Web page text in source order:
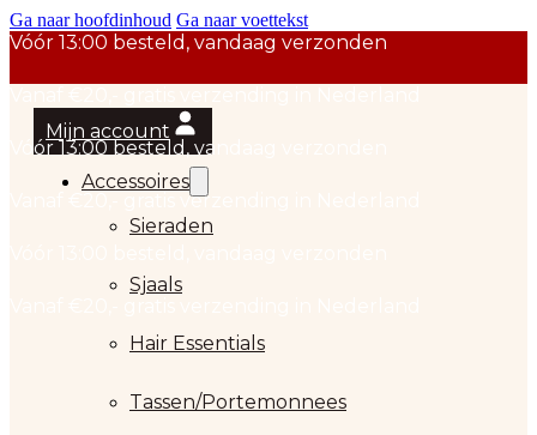
Ga naar hoofdinhoud Ga naar voettekst
Mijn account
Accessoires
Sieraden
Sjaals
Hair Essentials
Tassen/Portemonnees